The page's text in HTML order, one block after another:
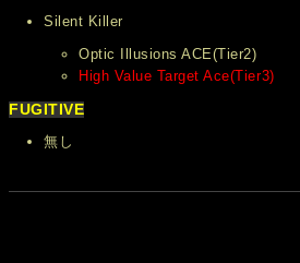
Silent Killer
Optic Illusions ACE(Tier2)
High Value Target Ace(Tier3)
FUGITIVE
無し